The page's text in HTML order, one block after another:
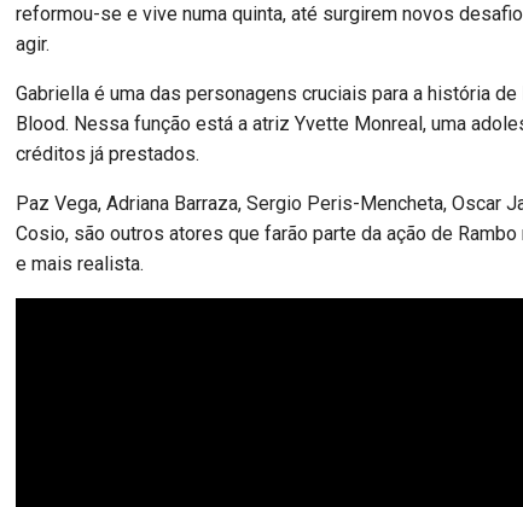
reformou-se e vive numa quinta, até surgirem novos
agir.
Gabriella é uma das personagens cruciais para a história de
Blood. Nessa função está a atriz Yvette Monreal, uma
créditos já prestados.
Paz Vega, Adriana Barraza, Sergio Peris-Mencheta, Oscar
Cosio, são outros atores que farão parte da ação de Rambo
e mais realista.